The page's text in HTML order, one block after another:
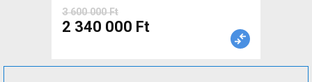
3 600 000 Ft
2 340 000 Ft